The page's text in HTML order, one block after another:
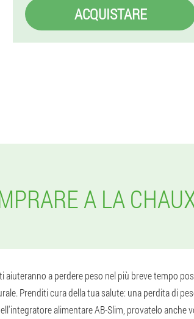
ACQUISTARE
A LA
aiuteranno a perdere peso nel più breve tempo
Prenditi cura della tua salute: una perdita di
alimentare AB-Slim, provatelo anche